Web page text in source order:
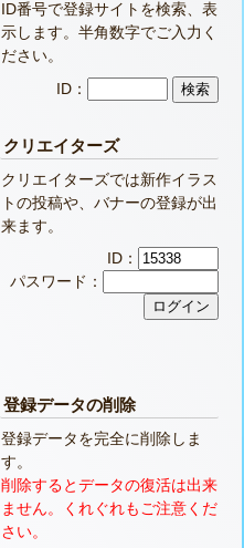
ID番号で登録サイトを検索、表
示します。半角数字でご入力く
ださい。
ID：
クリエイターズ
クリエイターズでは新作イラス
トの投稿や、バナーの登録が出
来ます。
ID：
パスワード：
登録データの削除
登録データを完全に削除しま
す。
削除するとデータの復活は出来
ません。くれぐれもご注意くだ
さい。